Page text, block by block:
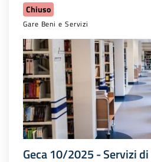
Chiuso
Gare Beni e Servizi
Geca 10/2025 - Servizi